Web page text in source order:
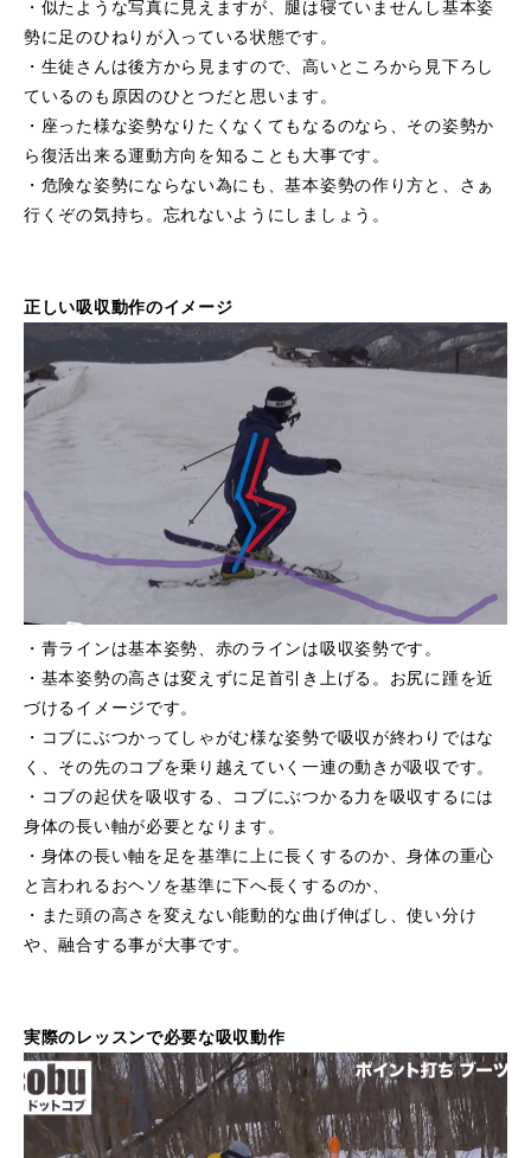
・似たような写真に見えますが、腿は寝ていませんし基本姿
勢に足のひねりが入っている状態です。
・生徒さんは後方から見ますので、高いところから見下ろし
ているのも原因のひとつだと思います。
・座った様な姿勢なりたくなくてもなるのなら、その姿勢か
ら復活出来る運動方向を知ることも大事です。
・危険な姿勢にならない為にも、基本姿勢の作り方と、さぁ
行くぞの気持ち。忘れないようにしましょう。
正しい吸収動作のイメージ
・青ラインは基本姿勢、赤のラインは吸収姿勢です。
・基本姿勢の高さは変えずに足首引き上げる。お尻に踵を近
づけるイメージです。
・コブにぶつかってしゃがむ様な姿勢で吸収が終わりではな
く、その先のコブを乗り越えていく一連の動きが吸収です。
・コブの起伏を吸収する、コブにぶつかる力を吸収するには
身体の長い軸が必要となります。
・身体の長い軸を足を基準に上に長くするのか、身体の重心
と言われるおヘソを基準に下へ長くするのか、
・また頭の高さを変えない能動的な曲げ伸ばし、使い分け
や、融合する事が大事です。
実際のレッスンで必要な吸収動作